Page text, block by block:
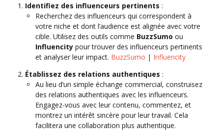
Identifiez des influenceurs pertinents :
Recherchez des influenceurs qui correspondent à
votre niche et dont l’audience est alignée avec votre
cible. Utilisez des outils comme BuzzSumo ou
Influencity pour trouver des influenceurs pertinents
et analyser leur impact. BuzzSumo | Influencity
Établissez des relations authentiques :
Au lieu d’un simple échange commercial, construisez
des relations authentiques avec les influenceurs.
Engagez-vous avec leur contenu, commentez, et
montrez un intérêt sincère pour leur travail. Cela
facilitera une collaboration plus authentique.